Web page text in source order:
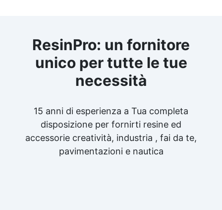
ResinPro: un fornitore
unico per tutte le tue
necessità
15 anni di esperienza a Tua completa
disposizione per fornirti resine ed
accessorie creatività, industria , fai da te,
pavimentazioni e nautica